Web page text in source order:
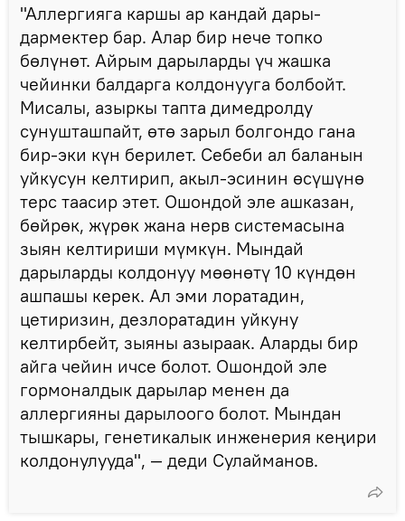
"Аллергияга каршы ар кандай дары-
дармектер бар. Алар бир нече топко
бөлүнөт. Айрым дарыларды үч жашка
чейинки балдарга колдонууга болбойт.
Мисалы, азыркы тапта димедролду
сунушташпайт, өтө зарыл болгондо гана
бир-эки күн берилет. Себеби ал баланын
уйкусун келтирип, акыл-эсинин өсүшүнө
терс таасир этет. Ошондой эле ашказан,
бөйрөк, жүрөк жана нерв системасына
зыян келтириши мүмкүн. Мындай
дарыларды колдонуу мөөнөтү 10 күндөн
ашпашы керек. Ал эми лоратадин,
цетиризин, дезлоратадин уйкуну
келтирбейт, зыяны азыраак. Аларды бир
айга чейин ичсе болот. Ошондой эле
гормоналдык дарылар менен да
аллергияны дарылоого болот. Мындан
тышкары, генетикалык инженерия кеңири
колдонулууда", — деди Сулайманов.